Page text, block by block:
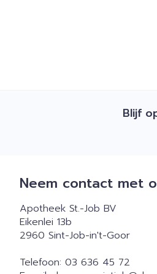
Blijf
Neem contact met
Apotheek St.-Job BV
Eikenlei 13b
2960 Sint-Job-in't-Goor
Telefoon: 03 636 45 72